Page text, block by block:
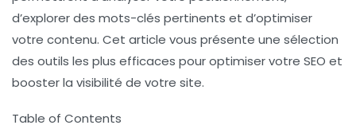
d’explorer des mots-clés pertinents et d’optimiser
votre contenu. Cet article vous présente une sélection
des outils les plus efficaces pour optimiser votre SEO et
booster la visibilité de votre site.
Table of Contents